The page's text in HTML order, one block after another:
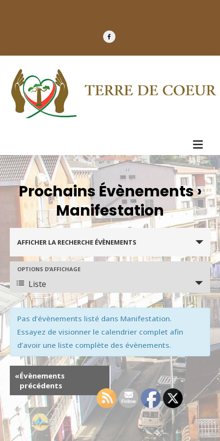
Prochains Évènements›
Manifestation
R
e
c
h
e
c
h
e
e
t
AFFICHER LA RECHERCHE ÉVÈNEMENTS
N
a
v
a
t
o
n
d
OPTIONS D’AFFICHAGE
Liste
Pas d’évènements listé dans Manifestation.
Essayez de visionner le calendrier complet afin
d’avoir une liste complète des évènements.
«Évènements
précédents